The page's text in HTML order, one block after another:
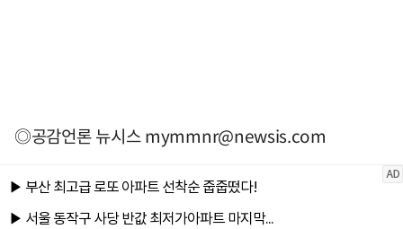
◎공감언론 뉴시스mymmnr@newsis.com